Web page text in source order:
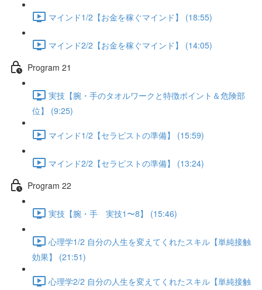
マインド1/2【お金を稼ぐマインド】 (18:55)
マインド2/2【お金を稼ぐマインド】 (14:05)
Program 21
実技【腕・手のタオルワークと特徴ポイント＆危険部
位】 (9:25)
マインド1/2【セラピストの準備】 (15:59)
マインド2/2【セラピストの準備】 (13:24)
Program 22
実技【腕・手 実技1〜8】 (15:46)
心理学1/2 自分の人生を変えてくれたスキル【単純接触
効果】 (21:51)
心理学2/2 自分の人生を変えてくれたスキル【単純接触